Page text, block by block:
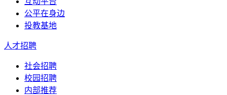
公平在身边
投教基地
人才招聘
社会招聘
校园招聘
内部推荐